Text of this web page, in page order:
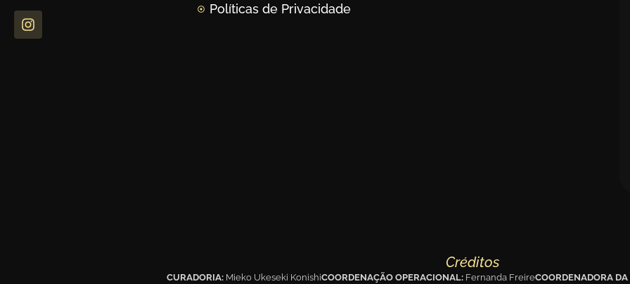
Políticas de Privacidade
Créditos
CURADORIA: Mieko Ukeseki KonishiCOORDENAÇÃO OPERACIONAL: Fernanda FreireCOORDENADORA DA